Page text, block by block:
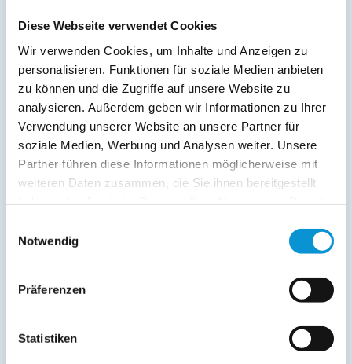
Diese Webseite verwendet Cookies
Wir verwenden Cookies, um Inhalte und Anzeigen zu
personalisieren, Funktionen für soziale Medien anbieten
zu können und die Zugriffe auf unsere Website zu
analysieren. Außerdem geben wir Informationen zu Ihrer
Verwendung unserer Website an unsere Partner für
soziale Medien, Werbung und Analysen weiter. Unsere
Partner führen diese Informationen möglicherweise mit
weiteren Daten zusammen, die Sie ihnen bereitgestellt
Notwendig
Präferenzen
Statistiken
Kopie der Nachricht per Mail zusenden
Reiseversicherungs­informationen anfordern
Ich habe dieDatenschutzhinweisegelesen und bin
Ostsee-Ferienwohnungen.de erhebt, verarbeitet und
nutzt Ihre personenbezogenen Daten nur zur
Auskunft über die bei der Ostsee-Ferienwohnungen.de
gespeicherten Daten erhalten sowie die Berichtigung,
Löschung bzw. Sperrung Ihrer Daten vor Abschluss der